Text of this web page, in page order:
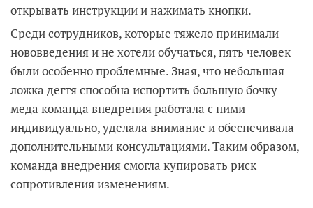
открывать инструкции и нажимать кнопки.
Среди сотрудников, которые тяжело принимали
нововведения и не хотели обучаться, пять человек
были особенно проблемные. Зная, что небольшая
ложка дегтя способна испортить большую бочку
меда команда внедрения работала с ними
индивидуально, уделала внимание и обеспечивала
дополнительными консультациями. Таким образом,
команда внедрения смогла купировать риск
сопротивления изменениям.